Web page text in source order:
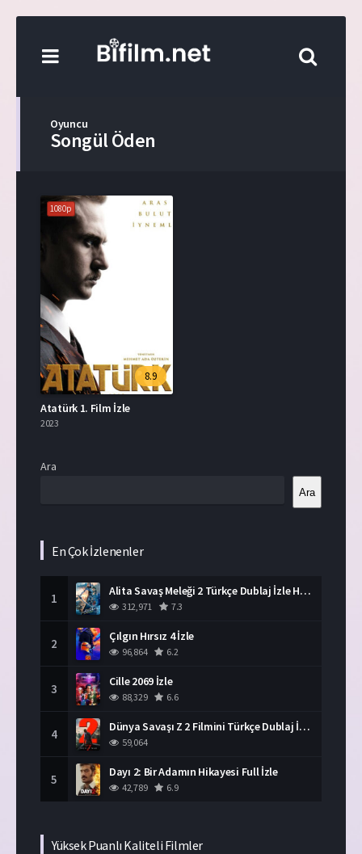
Oyuncu
Songül Öden
1080p
8.9
Atatürk 1. Film İzle
2023
Ara
Ara
En Çok İzlenenler
1 Alita Savaş Meleği 2 Türkçe Dublaj İzle HD Film
312,971 7.3
2 Çılgın Hırsız 4 İzle
96,864 6.2
3 Cille 2069 İzle
88,329 6.6
4 Dünya Savaşı Z 2 Filmini Türkçe Dublaj İzle
59,064
5 Dayı 2: Bir Adamın Hikayesi Full İzle
42,789 6.9
Yüksek Puanlı Kaliteli Filmler